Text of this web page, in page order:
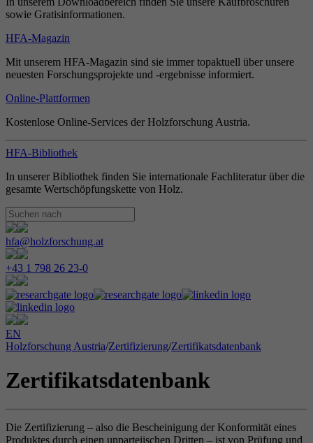
sowie Gratisinformationen.
HFA-Magazin
Mit unserem HFA-Magazin sind sie immer topaktuell über unsere
neuesten Forschungsprojekte und -ergebnisse informiert.
Online-Plattformen
Kostenlose Online-Services der Holzforschung Austria.
HFA-Bibliothek
In unserer Bibliothek finden Sie internationale Fachliteratur über die
gesamte Wertschöpfungskette von Holz.
hfa@holzforschung.at
+43 1 798 26 23-0
EN
Holzforschung Austria/Zertifizierung/Zertifikatsdatenbank
Zertifikatsdatenbank
Die Zertifizierung – also die Bescheinigung der Konformität eines
Produktes durch einen unparteiischen Dritten – ist von Prüfung und